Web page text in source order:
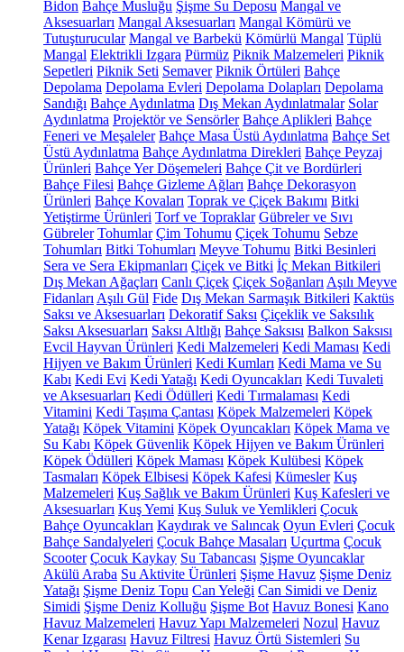
Bidon Bahçe Musluğu Şişme Su Deposu Mangal ve
Aksesuarları Mangal Aksesuarları Mangal Kömürü ve
Tutuşturucular Mangal ve Barbekü Kömürlü Mangal Tüplü
Mangal Elektrikli Izgara Pürmüz Piknik Malzemeleri Piknik
Sepetleri Piknik Seti Semaver Piknik Örtüleri Bahçe
Depolama Depolama Evleri Depolama Dolapları Depolama
Sandığı Bahçe Aydınlatma Dış Mekan Aydınlatmalar Solar
Aydınlatma Projektör ve Sensörler Bahçe Aplikleri Bahçe
Feneri ve Meşaleler Bahçe Masa Üstü Aydınlatma Bahçe Set
Üstü Aydınlatma Bahçe Aydınlatma Direkleri Bahçe Peyzaj
Ürünleri Bahçe Yer Döşemeleri Bahçe Çit ve Bordürleri
Bahçe Filesi Bahçe Gizleme Ağları Bahçe Dekorasyon
Ürünleri Bahçe Kovaları Toprak ve Çiçek Bakımı Bitki
Yetiştirme Ürünleri Torf ve Topraklar Gübreler ve Sıvı
Gübreler Tohumlar Çim Tohumu Çiçek Tohumu Sebze
Tohumları Bitki Tohumları Meyve Tohumu Bitki Besinleri
Sera ve Sera Ekipmanları Çiçek ve Bitki İç Mekan Bitkileri
Dış Mekan Ağaçları Canlı Çiçek Çiçek Soğanları Aşılı Meyve
Fidanları Aşılı Gül Fide Dış Mekan Sarmaşık Bitkileri Kaktüs
Saksı ve Aksesuarları Dekoratif Saksı Çiçeklik ve Saksılık
Saksı Aksesuarları Saksı Altlığı Bahçe Saksısı Balkon Saksısı
Evcil Hayvan Ürünleri Kedi Malzemeleri Kedi Maması Kedi
Hijyen ve Bakım Ürünleri Kedi Kumları Kedi Mama ve Su
Kabı Kedi Evi Kedi Yatağı Kedi Oyuncakları Kedi Tuvaleti
ve Aksesuarları Kedi Ödülleri Kedi Tırmalaması Kedi
Vitamini Kedi Taşıma Çantası Köpek Malzemeleri Köpek
Yatağı Köpek Vitamini Köpek Oyuncakları Köpek Mama ve
Su Kabı Köpek Güvenlik Köpek Hijyen ve Bakım Ürünleri
Köpek Ödülleri Köpek Maması Köpek Kulübesi Köpek
Tasmaları Köpek Elbisesi Köpek Kafesi Kümesler Kuş
Malzemeleri Kuş Sağlık ve Bakım Ürünleri Kuş Kafesleri ve
Aksesuarları Kuş Yemi Kuş Suluk ve Yemlikleri Çocuk
Bahçe Oyuncakları Kaydırak ve Salıncak Oyun Evleri Çocuk
Bahçe Sandalyeleri Çocuk Bahçe Masaları Uçurtma Çocuk
Scooter Çocuk Kaykay Su Tabancası Şişme Oyuncaklar
Akülü Araba Su Aktivite Ürünleri Şişme Havuz Şişme Deniz
Yatağı Şişme Deniz Topu Can Yeleği Can Simidi ve Deniz
Simidi Şişme Deniz Kolluğu Şişme Bot Havuz Bonesi Kano
Havuz Malzemeleri Havuz Yapı Malzemeleri Nozul Havuz
Kenar Izgarası Havuz Filtresi Havuz Örtü Sistemleri Su